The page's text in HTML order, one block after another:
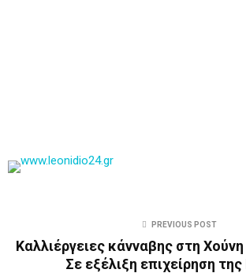
PREVIOUS POST
Καλλιέργειες κάνναβης στη
Σε εξέλιξη επιχείρηση